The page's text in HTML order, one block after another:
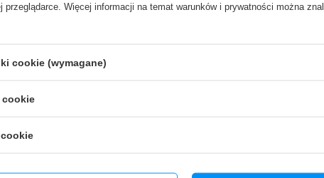
przeglądarce. Więcej informacji na temat warunków i prywatności można
cookie (wymagane)